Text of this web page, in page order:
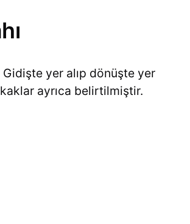
Gidişte yer alıp dönüşte yer
ayrıca belirtilmiştir.